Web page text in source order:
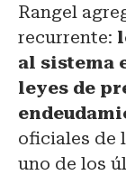
Rangel
recurrente:
al sistema
leyes de
oficiales de
uno de los